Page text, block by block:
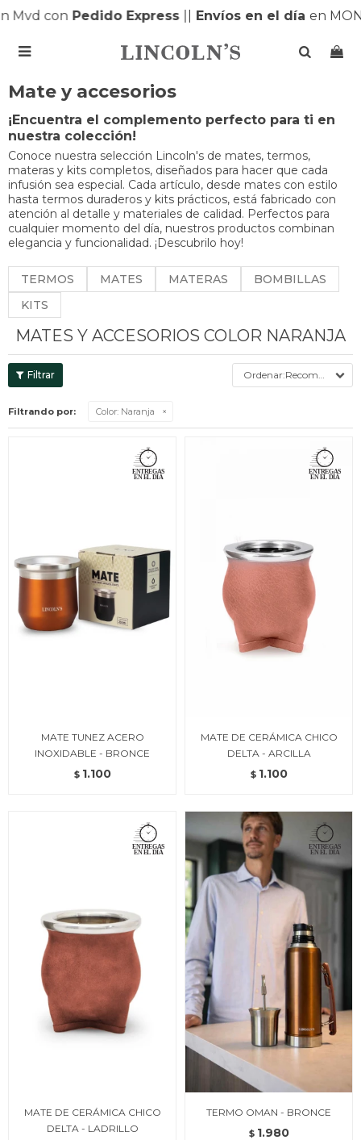
conPedido Express||Envíos en el díaen

Mate y accesorios
¡Encuentra el complemento perfecto para ti en
nuestra colección!
Conoce nuestra selección Lincoln's de mates, termos,
materas y kits completos, diseñados para hacer que cada
infusión sea especial. Cada artículo, desde mates con estilo
hasta termos duraderos y kits prácticos, está fabricado con
atención al detalle y materiales de calidad. Perfectos para
cualquier momento del día, nuestros productos combinan
elegancia y funcionalidad. ¡Descubrilo hoy!
TERMOS MATES MATERAS
BOMBILLAS
KITS
MATES Y ACCESORIOS COLOR NARANJA
Recomendados
Filtrando por: Color: Naranja
MATE TUNEZ ACERO
INOXIDABLE - BRONCE
$ 1.100
MATE DE CERÁMICA CHICO
DELTA - ARCILLA
$ 1.100
MATE DE CERÁMICA CHICO
DELTA - LADRILLO
TERMO OMAN - BRONCE
$ 1.980